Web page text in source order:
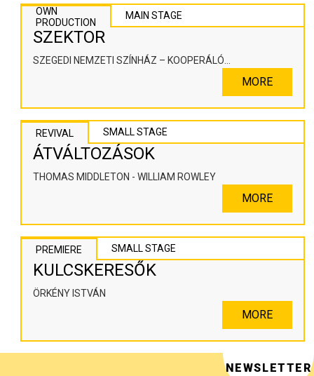
OWN
PRODUCTION
MAIN STAGE
SZEKTOR
SZEGEDI NEMZETI SZÍNHÁZ – KOOPERÁLÓ
MORE
REVIVAL SMALL STAGE
ÁTVÁLTOZÁSOK
THOMAS MIDDLETON - WILLIAM ROWLEY
MORE
PREMIERE SMALL STAGE
KULCSKERESŐK
ÖRKÉNY ISTVÁN
MORE
NEWSLETTER